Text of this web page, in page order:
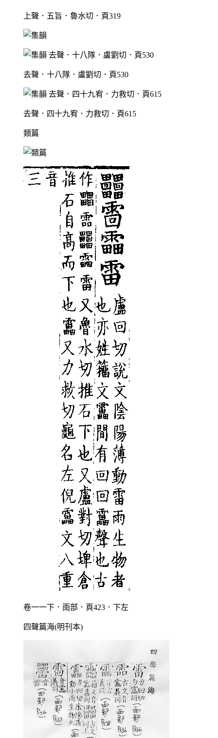
上聲．五旨．魯水切．頁319
去聲．十八隊．盧劉切．頁530
去聲．四十九宥．力救切．頁615
類篇
卷一一下．雨部．頁423．下左
四聲篇海(明刊本)